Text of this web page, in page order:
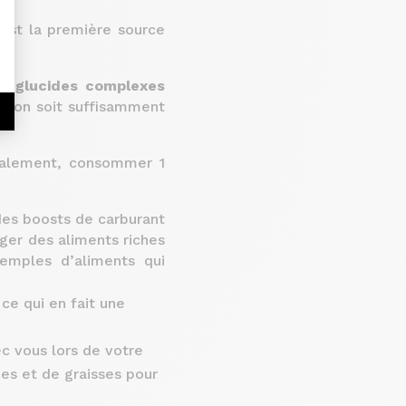
la première source
glucides complexes
soit suffisamment
consommer 1
boosts de carburant
des aliments riches
d’aliments qui
qui en fait une
vous lors de votre
et de graisses pour